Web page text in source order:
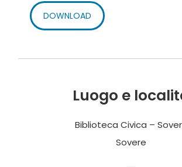
DOWNLOAD
Luogo e
Biblioteca Civica –
Sovere